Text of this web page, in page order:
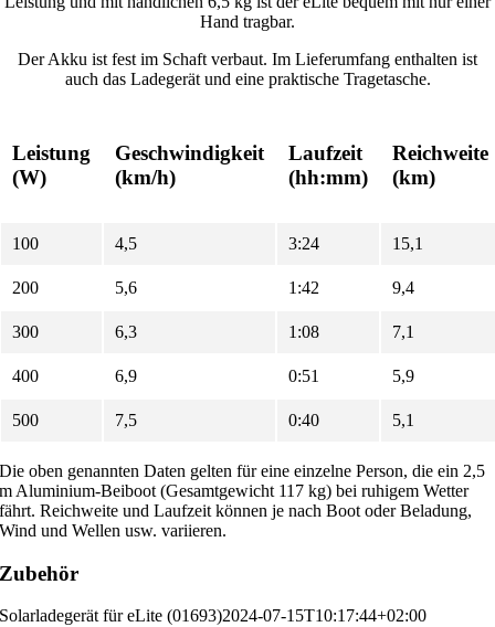
Hand tragbar.
Der Akku ist fest im Schaft verbaut. Im Lieferumfang enthalten ist
auch das Ladegerät und eine praktische Tragetasche.
Leistung
(W)
Geschwindigkeit
(km/h)
Laufzeit
(hh:mm)
Reichweite
(km)
100 4,5 3:24 15,1
200 5,6 1:42 9,4
300 6,3 1:08 7,1
400 6,9 0:51 5,9
500 7,5 0:40 5,1
Die oben genannten Daten gelten für eine einzelne Person, die ein 2,5
m Aluminium-Beiboot (Gesamtgewicht 117 kg) bei ruhigem Wetter
fährt. Reichweite und Laufzeit können je nach Boot oder Beladung,
Wind und Wellen usw. variieren.
Zubehör
Solarladegerät für eLite (01693)2024-07-15T10:17:44+02:00